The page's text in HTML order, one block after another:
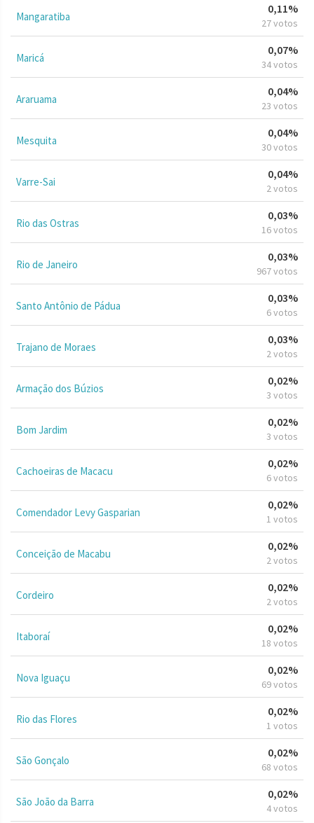
Mangaratiba
0,11%
27 votos
Maricá
0,07%
34 votos
Araruama
0,04%
23 votos
Mesquita
0,04%
30 votos
Varre-Sai
0,04%
2 votos
Rio das Ostras
0,03%
16 votos
Rio de Janeiro
0,03%
967 votos
Santo Antônio de Pádua
0,03%
6 votos
Trajano de Moraes
0,03%
2 votos
Armação dos Búzios
0,02%
3 votos
Bom Jardim
0,02%
3 votos
Cachoeiras de Macacu
0,02%
6 votos
Comendador Levy Gasparian
0,02%
1 votos
Conceição de Macabu
0,02%
2 votos
Cordeiro
0,02%
2 votos
Itaboraí
0,02%
18 votos
Nova Iguaçu
0,02%
69 votos
Rio das Flores
0,02%
1 votos
São Gonçalo
0,02%
68 votos
São João da Barra
0,02%
4 votos